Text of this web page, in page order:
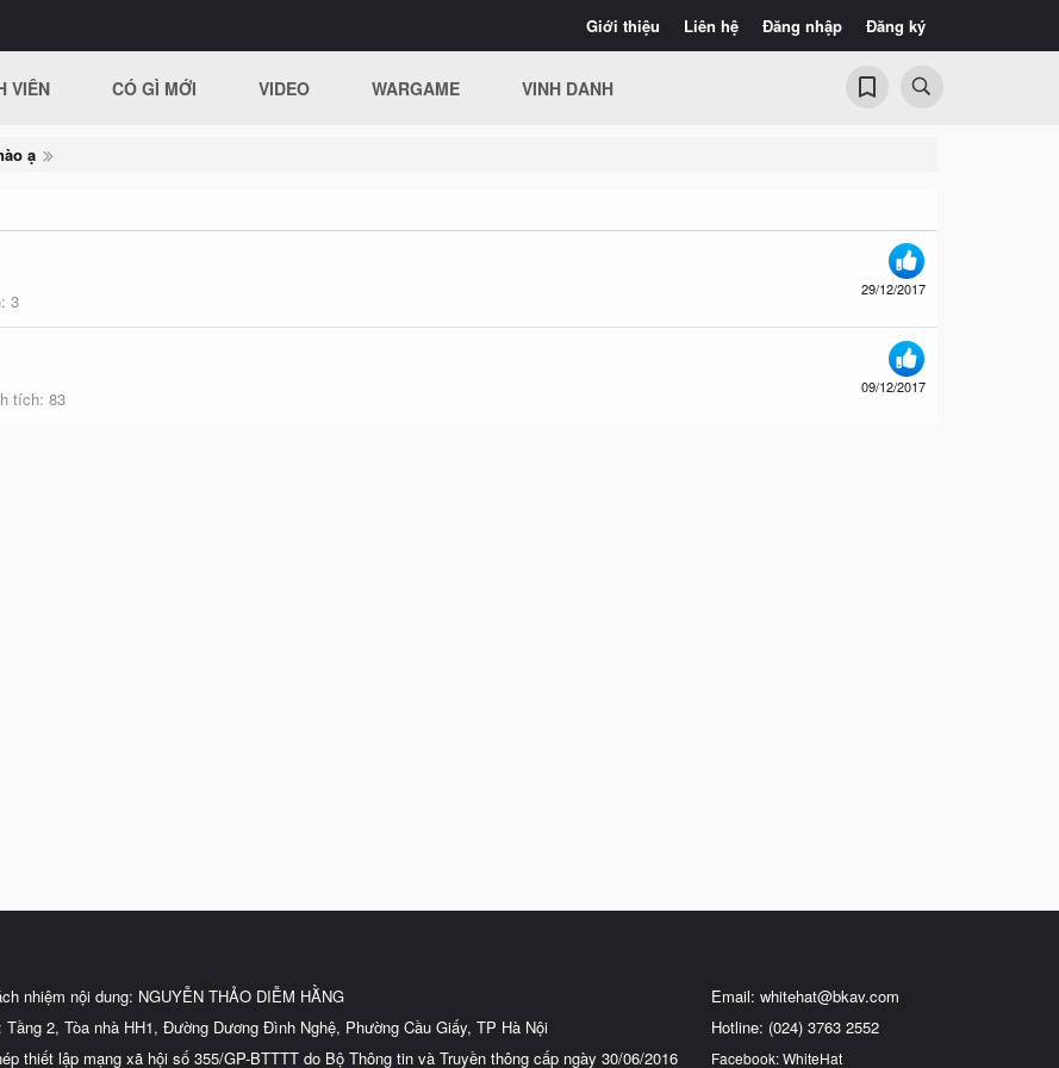
Giới thiệu Liên hệ Đăng nhập Đăng ký
VIÊN CÓ GÌ MỚI VIDEO WARGAME VINH DANH
ạ
29/12/2017
3
09/12/2017
tích 83
nhiệm nội dung: NGUYỄN THẢO DIỄM HẰNG
2, Tòa nhà HH1, Đường Dương Đình Nghệ, Phường Cầu Giấy, TP Hà Nội
thiết lập mạng xã hội số 355/GP-BTTTT do Bộ Thông tin và Truyền thông cấp ngày 30/06/2016
Email: whitehat@bkav.com
Hotline: (024) 3763 2552
Facebook: WhiteHat